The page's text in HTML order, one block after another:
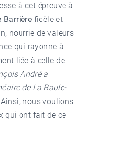
à cet épreuve à
Barrière fidèle et
nourrie de valeurs
qui rayonne à
liée à celle de
André a
de La Baule-
nous voulions
qui ont fait de ce